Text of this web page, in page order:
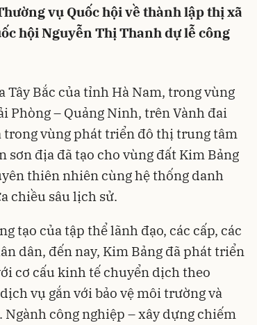
vụ Quốc hội về thành lập thị xã
hội Nguyễn Thị Thanh dự lễ công
Tây Bắc của tỉnh Hà Nam, trong vùng
Phòng – Quảng Ninh, trên Vành đai
trong vùng phát triển đô thị trung tâm
sơn địa đã tạo cho vùng đất Kim Bảng
thiên nhiên cùng hệ thống danh
chiều sâu lịch sử.
tạo của tập thể lãnh đạo, các cấp, các
dân, đến nay, Kim Bảng đã phát triển
cơ cấu kinh tế chuyển dịch theo
vụ gắn với bảo vệ môi trường và
công nghiệp – xây dựng chiếm